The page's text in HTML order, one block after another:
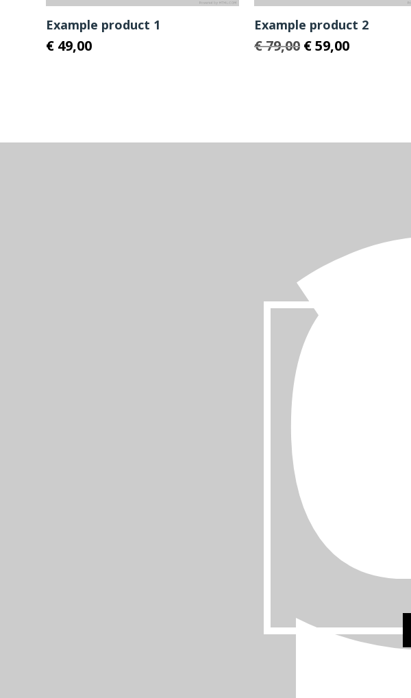
Example product 1
€ 49,00
Example product 2
€79,00 Le
€59,00Le